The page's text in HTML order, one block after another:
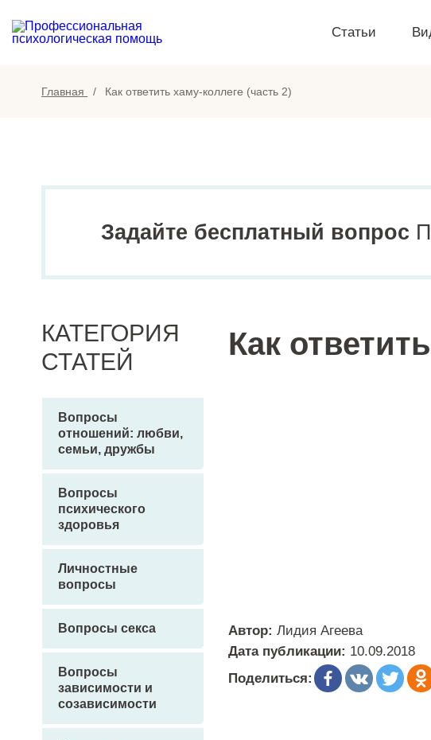
Статьи
Главная Как ответить хаму-коллеге (часть 2)
Задайте бесплатный вопрос
КАТЕГОРИЯ
СТАТЕЙ
Вопросы
отношений: любви,
семьи, дружбы
Вопросы
психического
здоровья
Личностные
вопросы
Вопросы секса
Вопросы
зависимости и
созависимости
Как
Автор: Лидия Агеева
Дата публикации: 10.09.2018
Поделиться: